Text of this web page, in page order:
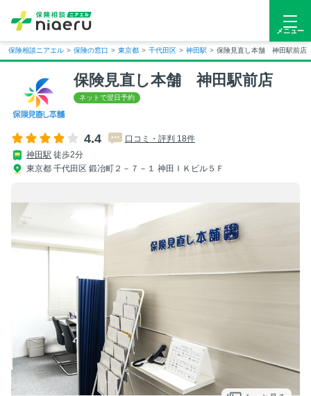
メニュー
保険相談ニアエル > 保険の窓口 > 東京都 > 千代田区 > 神田駅 > 保険見直し本舗 神田駅前店
保険見直し本舗 神田駅前店
4.4
口コミ・評判 18件
神田駅 徒歩2分
東京都 千代田区 鍛冶町２－７－１ 神田ＩＫビル５Ｆ